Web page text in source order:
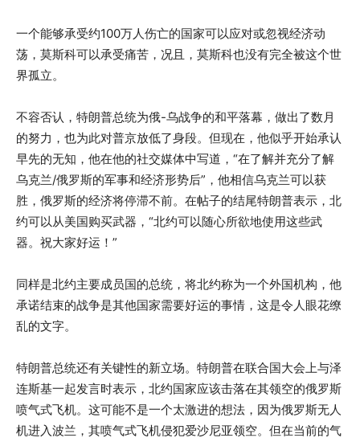
一个能够承受约100万人伤亡的国家可以应对或忽视经济动
荡，莫斯科可以承受痛苦，况且，莫斯科也没有完全被这个世
界孤立。
不容否认，特朗普总统为俄-乌战争的和平落幕，做出了数月
的努力，也为此对普京放低了身段。但现在，他似乎开始承认
早先的无知，他在他的社交媒体中写道，“在了解并充分了解
乌克兰/俄罗斯的军事和经济形势后”，他相信乌克兰可以获
胜，俄罗斯的经济将停滞不前。在帖子的结尾特朗普表示，北
约可以从美国购买武器，“北约可以随心所欲地使用这些武
器。祝大家好运！”
同样是北约主要成员国的总统，将北约称为一个外国机构，他
承诺结束的战争是其他国家需要好运的事情，这是令人眼花缭
乱的文字。
特朗普总统还有关键性的新立场。特朗普在联合国大会上与泽
连斯基一起发言时表示，北约国家应该击落在其领空的俄罗斯
喷气式飞机。这可能不是一个太激进的想法，因为俄罗斯无人
机进入波兰，其喷气式飞机侵犯爱沙尼亚领空。但在当前的气